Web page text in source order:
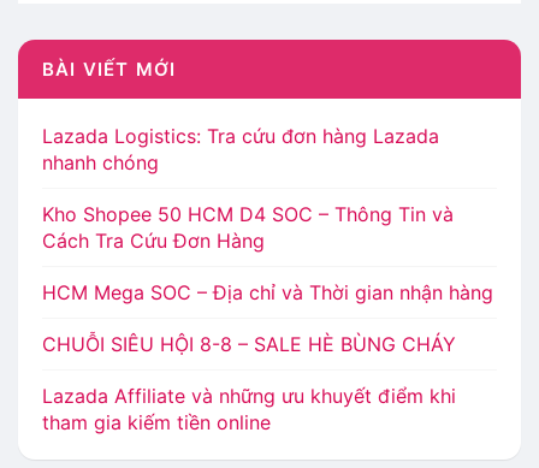
BÀI VIẾT MỚI
Lazada Logistics: Tra cứu đơn hàng Lazada
nhanh chóng
Kho Shopee 50 HCM D4 SOC – Thông Tin và
Cách Tra Cứu Đơn Hàng
HCM Mega SOC – Địa chỉ và Thời gian nhận hàng
CHUỖI SIÊU HỘI 8-8 – SALE HÈ BÙNG CHÁY
Lazada Affiliate và những ưu khuyết điểm khi
tham gia kiếm tiền online